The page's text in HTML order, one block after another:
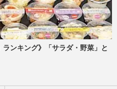
ランキング》「サラダ・野菜」と